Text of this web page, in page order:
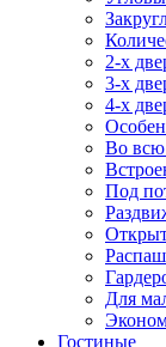
2-х
3-х
4-х
Во всю
Под
Для
Гостиные